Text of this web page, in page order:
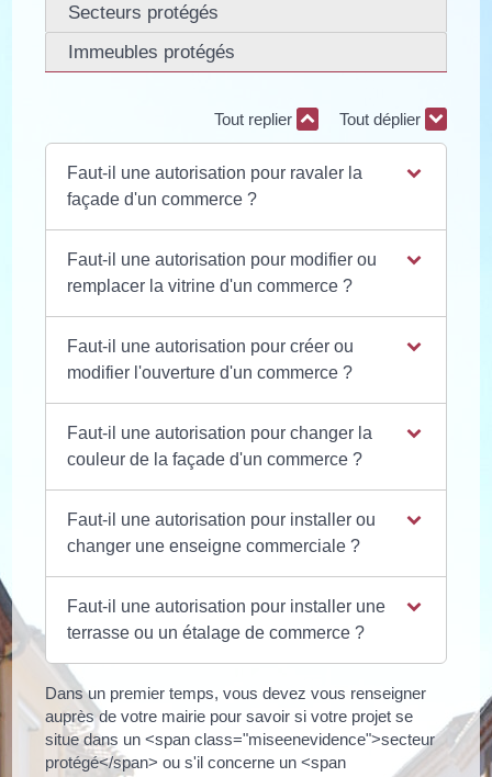
Secteurs protégés
Immeubles protégés
Tout replier Tout déplier
Faut-il une autorisation pour ravaler la
façade d'un commerce ?
Faut-il une autorisation pour modifier ou
remplacer la vitrine d'un commerce ?
Faut-il une autorisation pour créer ou
modifier l'ouverture d'un commerce ?
Faut-il une autorisation pour changer la
couleur de la façade d'un commerce ?
Faut-il une autorisation pour installer ou
changer une enseigne commerciale ?
Faut-il une autorisation pour installer une
terrasse ou un étalage de commerce ?
Dans un premier temps, vous devez vous renseigner
auprès de votre mairie pour savoir si votre projet se
situe dans un <span class="miseenevidence">secteur
protégé</span> ou s'il concerne un <span